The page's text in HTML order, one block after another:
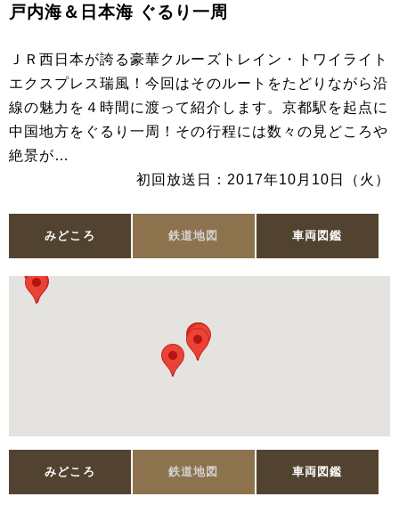
戸内海＆日本海 ぐるり一周
ＪＲ西日本が誇る豪華クルーズトレイン・トワイライト
エクスプレス瑞風！今回はそのルートをたどりながら沿
線の魅力を４時間に渡って紹介します。京都駅を起点に
中国地方をぐるり一周！その行程には数々の見どころや
絶景が…
初回放送日：2017年10月10日（火）
みどころ 鉄道地図 車両図鑑
みどころ 鉄道地図 車両図鑑